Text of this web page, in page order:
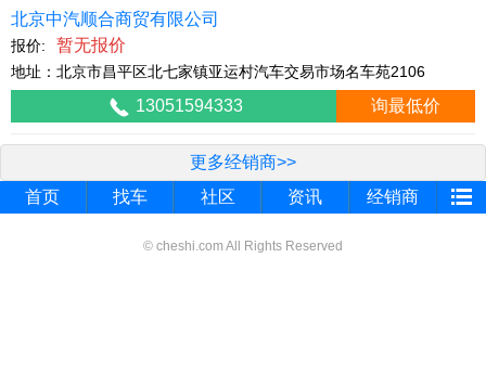
北京中汽顺合商贸有限公司
报价: 暂无报价
地址：北京市昌平区北七家镇亚运村汽车交易市场名车苑2106
13051594333 询最低价
更多经销商>>
首页
找车 社区 资讯 经销商
© cheshi.com All Rights Reserved